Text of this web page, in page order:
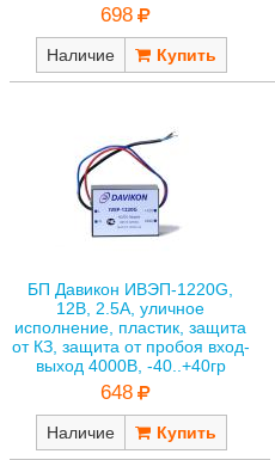
698
Наличие
БП Давикон ИВЭП-1220G,
12В, 2.5А, уличное
исполнение, пластик, защита
от КЗ, защита от пробоя вход-
выход 4000В, -40..+40гр
648
Наличие